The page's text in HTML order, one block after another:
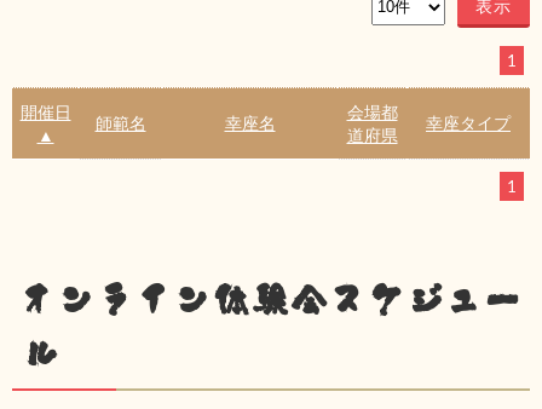
1
開催日
▲
師範名 幸座名
会場都
道府県
幸座タイプ
1
オンライン体験会スケジュー
ル